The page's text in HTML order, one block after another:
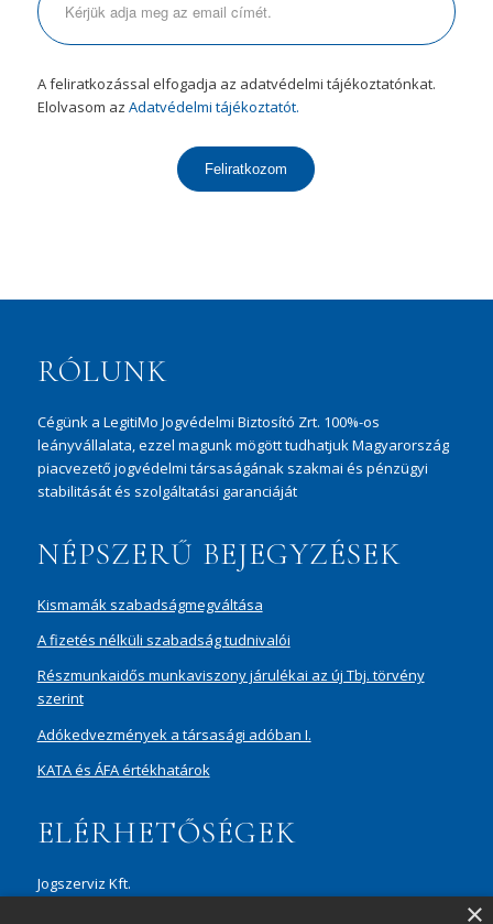
A feliratkozással elfogadja az adatvédelmi tájékoztatónkat.
Elolvasom az Adatvédelmi tájékoztatót.
Feliratkozom
RÓLUNK
Cégünk a LegitiMo Jogvédelmi Biztosító Zrt. 100%-os
leányvállalata, ezzel magunk mögött tudhatjuk Magyarország
piacvezető jogvédelmi társaságának szakmai és pénzügyi
stabilitását és szolgáltatási garanciáját
NÉPSZERŰ BEJEGYZÉSEK
Kismamák szabadságmegváltása
A fizetés nélküli szabadság tudnivalói
Részmunkaidős munkaviszony járulékai az új Tbj. törvény
szerint
Adókedvezmények a társasági adóban I.
KATA és ÁFA értékhatárok
ELÉRHETŐSÉGEK
Jogszerviz Kft.
×